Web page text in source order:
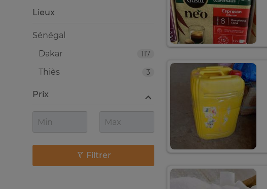
Lieux
Sénégal
117
Dakar
3
Thiès
Prix
Filtrer